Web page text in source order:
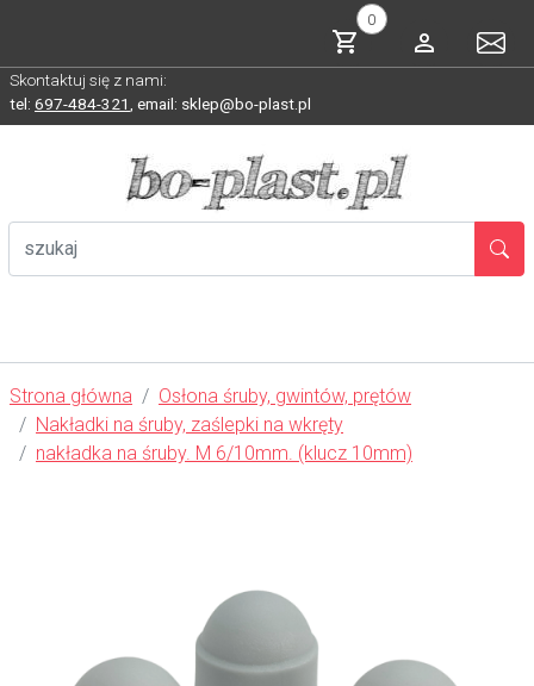
0
Skontaktuj się z nami:
tel: 697-484-321 email: sklep@bo-plast.pl
Strona główna
Osłona śruby, gwintów, prętów
Nakładki na śruby, zaślepki na wkręty
nakładka na śruby. M 6/10mm. (klucz 10mm)